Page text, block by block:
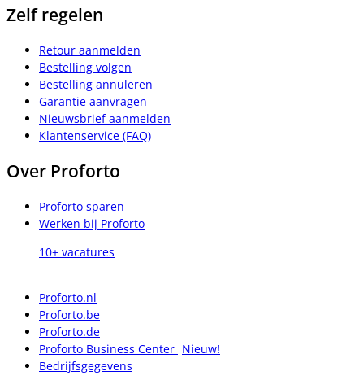
Zelf regelen
Retour aanmelden
Bestelling volgen
Bestelling annuleren
Garantie aanvragen
Nieuwsbrief aanmelden
Klantenservice (FAQ)
Over Proforto
Proforto sparen
Werken bij Proforto
10+ vacatures
Proforto.nl
Proforto.be
Proforto.de
Proforto Business Center Nieuw!
Bedrijfsgegevens